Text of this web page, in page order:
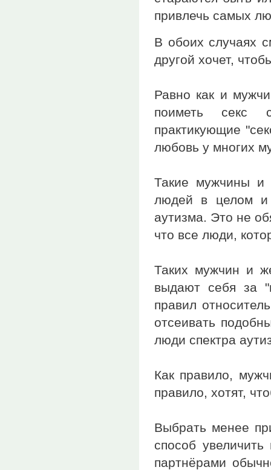
привлечь самых
В обоих случаях
другой хочет,
Равно как и
поиметь секс
практикующие
любовь у многих
Такие мужчины и
людей в целом и
аутизма. Это не
что все люди,
Таких мужчин и
выдают себя за
правил
отсеивать
люди спектра
Как правило,
правило, хотят,
Выбрать менее
способ
партнёрами